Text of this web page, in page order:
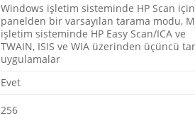
Windows işletim sisteminde HP Scan
panelden bir varsayılan tarama modu,
işletim sisteminde HP Easy Scan/ICA ve
TWAIN, ISIS ve WIA üzerinden üçüncü
uygulamalar
Evet
256